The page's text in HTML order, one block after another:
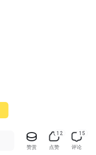
赞赏
12
点赞
15
评论